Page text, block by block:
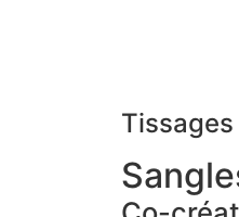
Tissages